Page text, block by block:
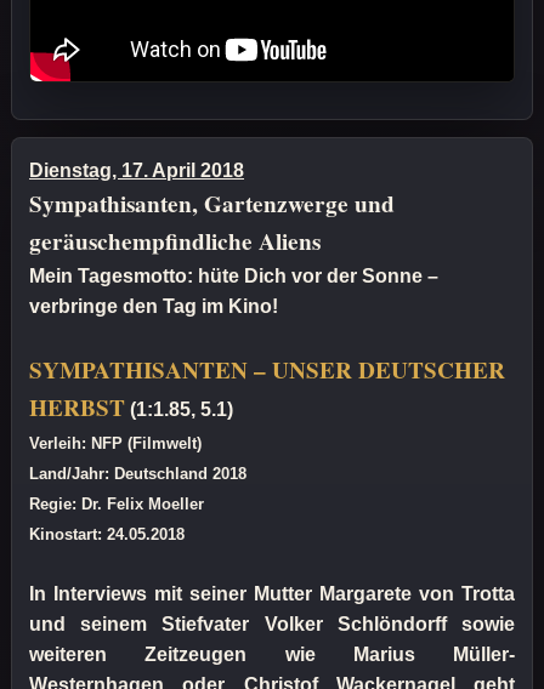
Dienstag, 17. April 2018
Sympathisanten, Gartenzwerge und
geräuschempfindliche Aliens
Mein Tagesmotto: hüte Dich vor der Sonne –
verbringe den Tag im Kino!
SYMPATHISANTEN – UNSER DEUTSCHER
HERBST (1:1.85, 5.1)
Verleih: NFP (Filmwelt)
Land/Jahr: Deutschland 2018
Regie: Dr. Felix Moeller
Kinostart: 24.05.2018
In Interviews mit seiner Mutter Margarete von Trotta
und seinem Stiefvater Volker Schlöndorff sowie
weiteren Zeitzeugen wie Marius Müller-